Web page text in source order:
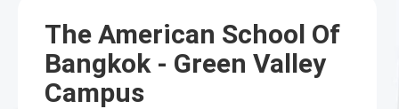
The American School Of
Bangkok - Green Valley
Campus